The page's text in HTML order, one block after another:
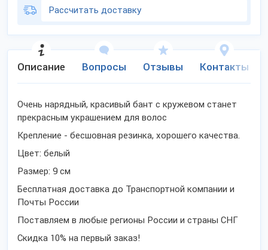
Рассчитать доставку
Описание Вопросы Отзывы Контакты
Очень нарядный, красивый бант с кружевом станет
прекрасным украшением для волос
Крепление - бесшовная резинка, хорошего качества.
Цвет: белый
Размер: 9 см
Бесплатная доставка до Транспортной компании и
Почты России
Поставляем в любые регионы России и страны СНГ
Скидка 10% на первый заказ!